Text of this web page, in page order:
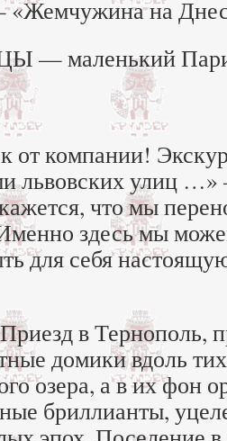
на
— маленький
от компании!
львовских улиц
что мы
здесь мы
для себя
в Тернополь,
домики вдоль
озера, а в их фон
бриллианты,